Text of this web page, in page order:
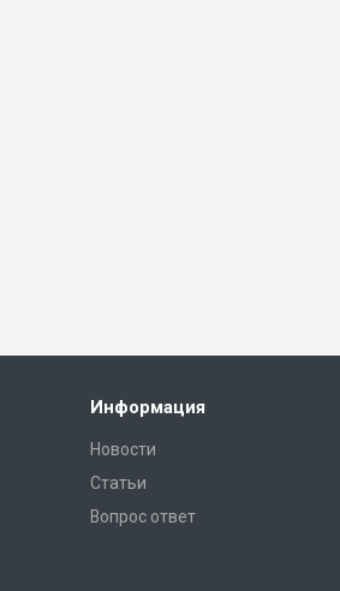
Информация
Новости
Статьи
Вопрос ответ